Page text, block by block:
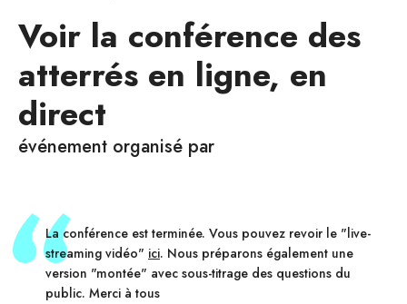
Voir la conférence des
atterrés en ligne, en
direct
événement organisé par
La conférence est terminée. Vous pouvez revoir le "live-
streaming vidéo" ici. Nous préparons également une
version "montée" avec sous-titrage des questions du
public. Merci à tous